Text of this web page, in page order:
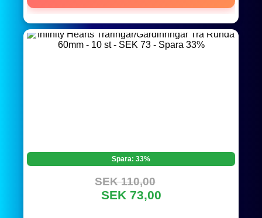
Spara: 33%
SEK 110,00
SEK 73,00